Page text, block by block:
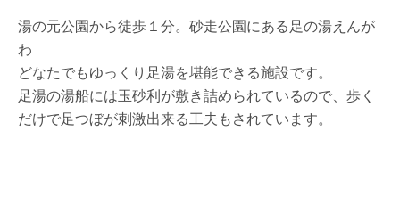
湯の元公園から徒歩１分。砂走公園にある足の湯えんが
わ
どなたでもゆっくり足湯を堪能できる施設です。
足湯の湯船には玉砂利が敷き詰められているので、歩く
だけで足つぼが刺激出来る工夫もされています。